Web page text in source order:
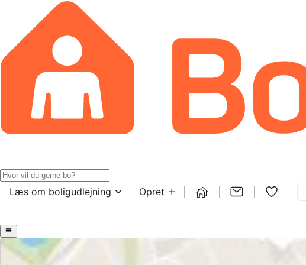
Læs om boligudlejning Opret